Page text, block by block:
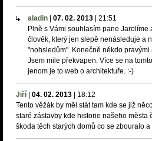
aladin 07. 02. 2013 21:51
Plně s Vámi souhlasím pane
člověk, který jen slepě nenásleduje a
"nohsledům". Konečně někdo
Jsem mile překvapen. Více se na
jenom je to web o architektuře. :-)
Jiří 04. 02. 2013 18:12
Tento věžák by měl stát tam kde se již
staré zástavby kde historie našeho
škoda těch starých domů co se zbouralo